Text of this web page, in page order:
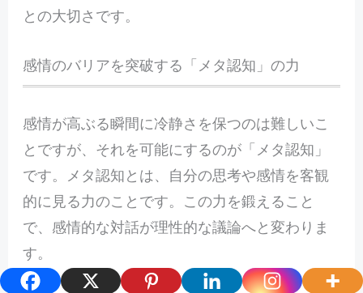
との大切さです。
感情のバリアを突破する「メタ認知」の力
感情が高ぶる瞬間に冷静さを保つのは難しいこ
とですが、それを可能にするのが「メタ認知」
です。メタ認知とは、自分の思考や感情を客観
的に見る力のことです。この力を鍛えること
で、感情的な対話が理性的な議論へと変わりま
す。